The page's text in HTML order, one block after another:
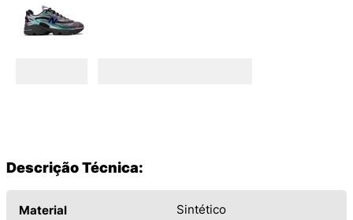
Descrição Técnica:
Material Sintético